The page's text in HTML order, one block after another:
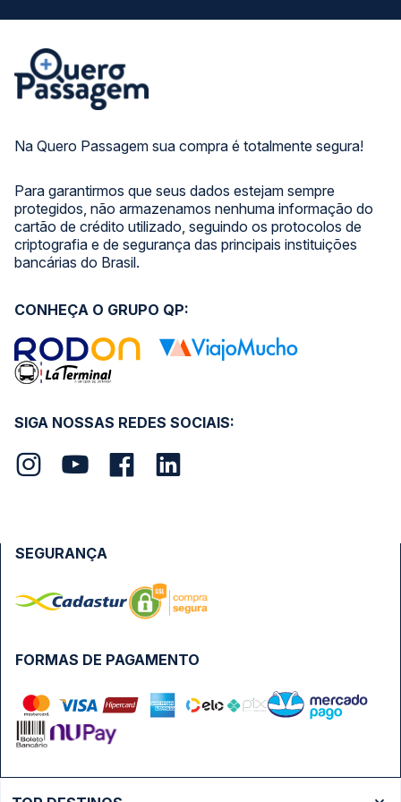
Na Quero Passagem sua compra é totalmente segura!
Para garantirmos que seus dados estejam sempre
protegidos, não armazenamos nenhuma informação do
cartão de crédito utilizado, seguindo os protocolos de
criptografia e de segurança das principais instituições
bancárias do Brasil.
SIGA NOSSAS REDES SOCIAIS:
CONHEÇA O GRUPO QP:
FORMAS DE PAGAMENTO
SEGURANÇA